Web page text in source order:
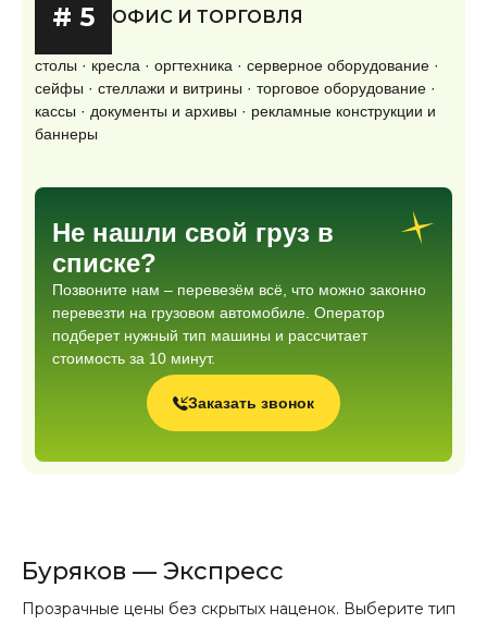
Не нашли свой груз в
списке?
Позвоните нам – перевезём всё, что можно законно
перевезти на грузовом автомобиле. Оператор
подберет нужный тип машины и рассчитает
стоимость за 10 минут.
Заказать звонок
# 5 ОФИС И ТОРГОВЛЯ
столы · кресла · оргтехника · серверное оборудование ·
сейфы · стеллажи и витрины · торговое оборудование ·
кассы · документы и архивы · рекламные конструкции и
баннеры
Буряков — Экспресс
Прозрачные цены без скрытых наценок. Выберите тип